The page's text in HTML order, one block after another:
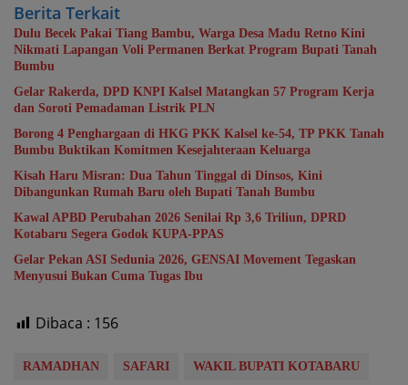
Berita Terkait
Dulu Becek Pakai Tiang Bambu, Warga Desa Madu Retno Kini
Nikmati Lapangan Voli Permanen Berkat Program Bupati Tanah
Bumbu
Gelar Rakerda, DPD KNPI Kalsel Matangkan 57 Program Kerja
dan Soroti Pemadaman Listrik PLN
Borong 4 Penghargaan di HKG PKK Kalsel ke-54, TP PKK Tanah
Bumbu Buktikan Komitmen Kesejahteraan Keluarga
Kisah Haru Misran: Dua Tahun Tinggal di Dinsos, Kini
Dibangunkan Rumah Baru oleh Bupati Tanah Bumbu
Kawal APBD Perubahan 2026 Senilai Rp 3,6 Triliun, DPRD
Kotabaru Segera Godok KUPA-PPAS
Gelar Pekan ASI Sedunia 2026, GENSAI Movement Tegaskan
Menyusui Bukan Cuma Tugas Ibu
Dibaca : 156
RAMADHAN SAFARI WAKIL BUPATI KOTABARU